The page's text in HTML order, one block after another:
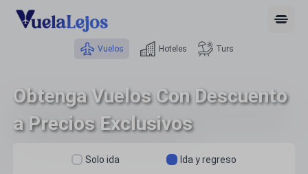
Open
Vuelos Hoteles Turs
Obtenga Vuelos Con Descuento
a Precios Exclusivos
Solo ida Ida y regreso